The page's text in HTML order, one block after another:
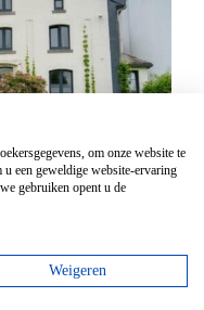
km
om onze website te
u een geweldige website-ervaring
gebruiken opent u de
Weigeren